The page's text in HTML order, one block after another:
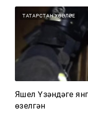
ТАТАРСТАН ХӘБӘРЛӘРЕ
Яшел Үзәндәге
өзелгән